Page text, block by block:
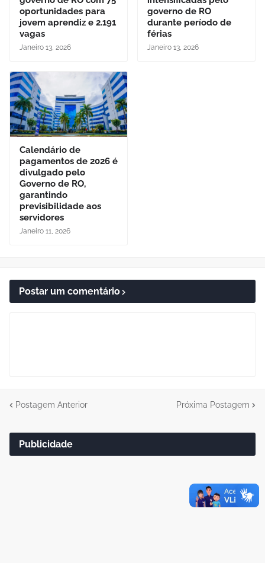
oportunidades para
jovem aprendiz e 2.191
vagas
Janeiro 13, 2026
governo de RO
durante período de
férias
Janeiro 13, 2026
Calendário de
pagamentos de 2026 é
divulgado pelo
Governo de RO,
garantindo
previsibilidade aos
servidores
Janeiro 11, 2026
Postar um comentário
Postagem Anterior Próxima Postagem
Publicidade